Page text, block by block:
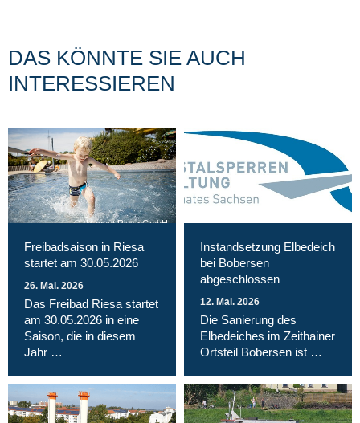
DAS KÖNNTE SIE AUCH
INTERESSIEREN
Magnet Riesa GmbH
Freibadsaison in Riesa
startet am 30.05.2026
26. Mai. 2026
Das Freibad Riesa startet
am 30.05.2026 in eine
Saison, die in diesem
Jahr …
Instandsetzung Elbedeich
bei Bobersen
abgeschlossen
12. Mai. 2026
Die Sanierung des
Elbedeiches im Zeithainer
Ortsteil Bobersen ist …